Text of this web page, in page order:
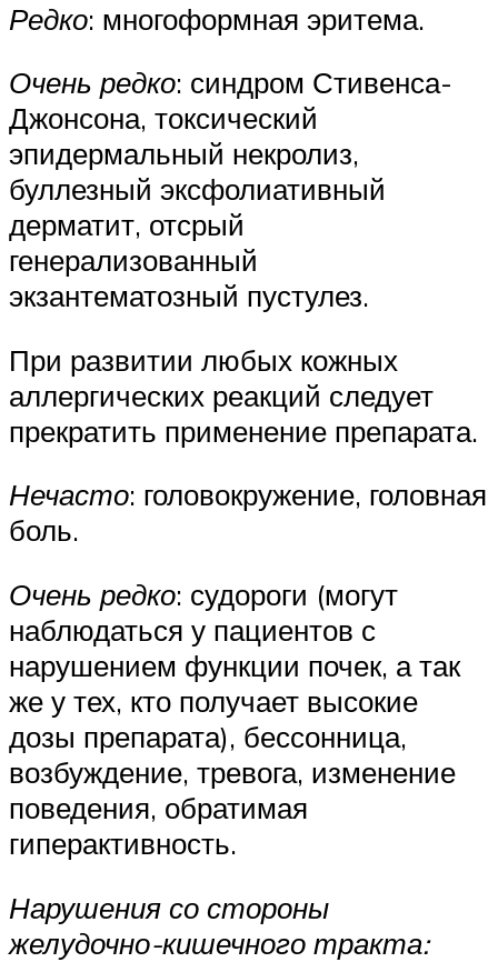
Редко: многоформная эритема.
Очень редко: синдром Стивенса-
Джонсона, токсический
эпидермальный некролиз,
буллезный эксфолиативный
дерматит, отсрый
генерализованный
экзантематозный пустулез.
При развитии любых кожных
аллергических реакций следует
прекратить применение препарата.
Нечасто: головокружение, головная
боль.
Очень редко: судороги (могут
наблюдаться у пациентов с
нарушением функции почек, а так
же у тех, кто получает высокие
дозы препарата), бессонница,
возбуждение, тревога, изменение
поведения, обратимая
гиперактивность.
Нарушения со стороны
желудочно-кишечного тракта: